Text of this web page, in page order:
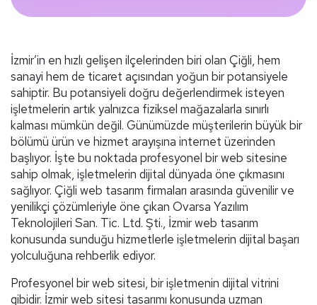
İzmir’in en hızlı gelişen ilçelerinden biri olan Çiğli, hem
sanayi hem de ticaret açısından yoğun bir potansiyele
sahiptir. Bu potansiyeli doğru değerlendirmek isteyen
işletmelerin artık yalnızca fiziksel mağazalarla sınırlı
kalması mümkün değil. Günümüzde müşterilerin büyük bir
bölümü ürün ve hizmet arayışına internet üzerinden
başlıyor. İşte bu noktada profesyonel bir web sitesine
sahip olmak, işletmelerin dijital dünyada öne çıkmasını
sağlıyor. Çiğli web tasarım firmaları arasında güvenilir ve
yenilikçi çözümleriyle öne çıkan Ovarsa Yazılım
Teknolojileri San. Tic. Ltd. Şti., İzmir web tasarım
konusunda sunduğu hizmetlerle işletmelerin dijital başarı
yolculuğuna rehberlik ediyor.
Profesyonel bir web sitesi, bir işletmenin dijital vitrini
gibidir. İzmir web sitesi tasarımı konusunda uzman